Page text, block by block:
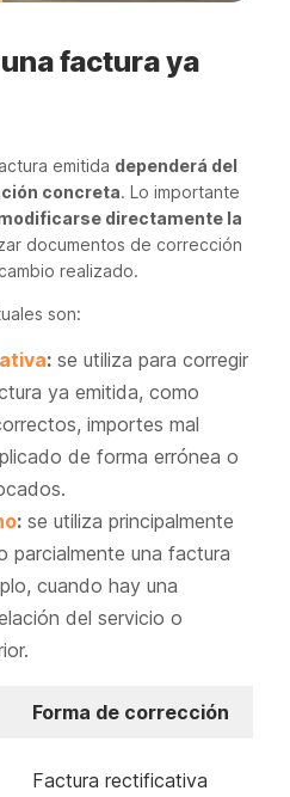
factura ya
emitida dependerá del
concreta. Lo importante
directamente la
documentos de corrección
realizado.
son:
: se utiliza para corregir
ya emitida, como
importes mal
de forma errónea o
: se utiliza principalmente
parcialmente una factura
cuando hay una
del servicio o
Forma de corrección
Factura rectificativa